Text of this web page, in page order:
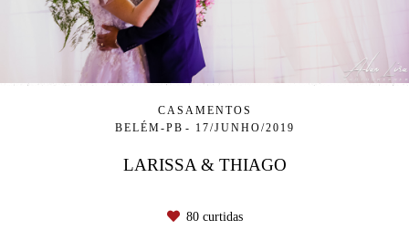
CASAMENTOS
BELÉM-PB
17/JUNHO/2019
LARISSA & THIAGO
80curtidas